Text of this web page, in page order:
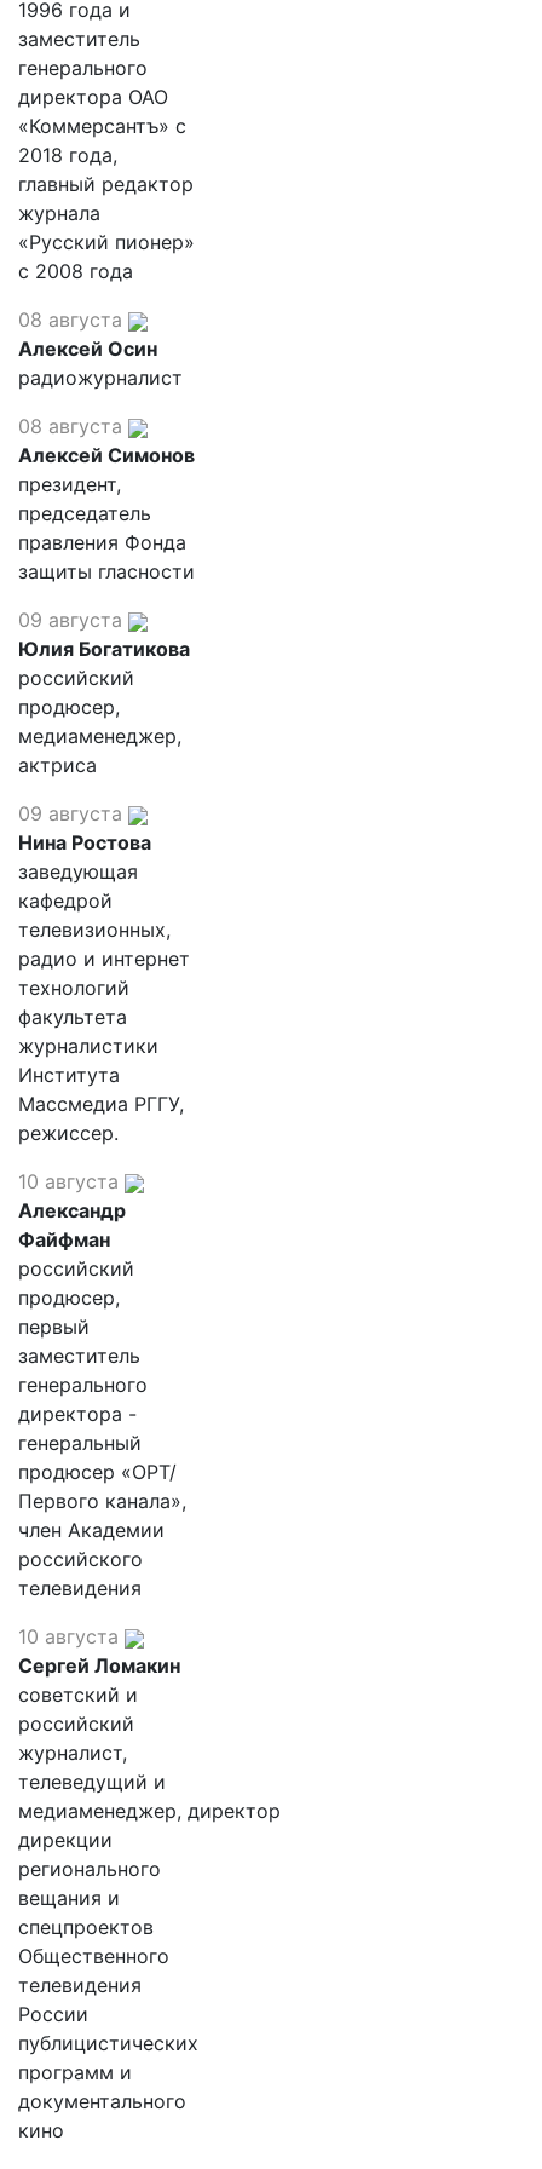
1996 года и
заместитель
генерального
директора ОАО
«Коммерсантъ» с
2018 года,
главный редактор
журнала
«Русский пионер»
с 2008 года
08 августа
Алексей Осин
радиожурналист
08 августа
Алексей Симонов
президент,
председатель
правления Фонда
защиты гласности
09 августа
Юлия Богатикова
российский
продюсер,
медиаменеджер,
актриса
09 августа
Нина Ростова
заведующая
кафедрой
телевизионных,
радио и интернет
технологий
факультета
журналистики
Института
Массмедиа РГГУ,
режиссер.
10 августа
Александр
Файфман
российский
продюсер,
первый
заместитель
генерального
директора -
генеральный
продюсер «ОРТ/
Первого канала»,
член Академии
российского
телевидения
10 августа
Сергей Ломакин
советский и
российский
журналист,
телеведущий и
медиаменеджер, директор
дирекции
регионального
вещания и
спецпроектов
Общественного
телевидения
России
публицистических
программ и
документального
кино